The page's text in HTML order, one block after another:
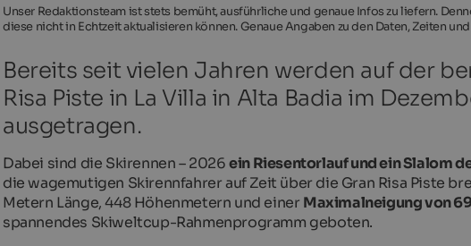
Unser Redaktionsteam ist stets bemüht, ausführliche und genaue Infos zu liefern.
diese nicht in Echtzeit aktualisieren können. Genaue Angaben zu den Daten, Zeiten
Bereits seit vielen Jahren werden auf der
Risa Piste in La Villa in Alta Badia im
ausgetragen.
Dabei sind die Skirennen – 2026ein Riesentorlauf und ein Slalom
die wagemutigen Skirennfahrer auf Zeit über die Gran Risa Piste
Metern Länge, 448 Höhenmetern und einer Maximalneigung von
spannendes Skiweltcup-Rahmenprogramm geboten.